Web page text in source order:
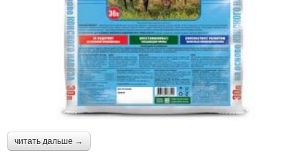
читать дальше →